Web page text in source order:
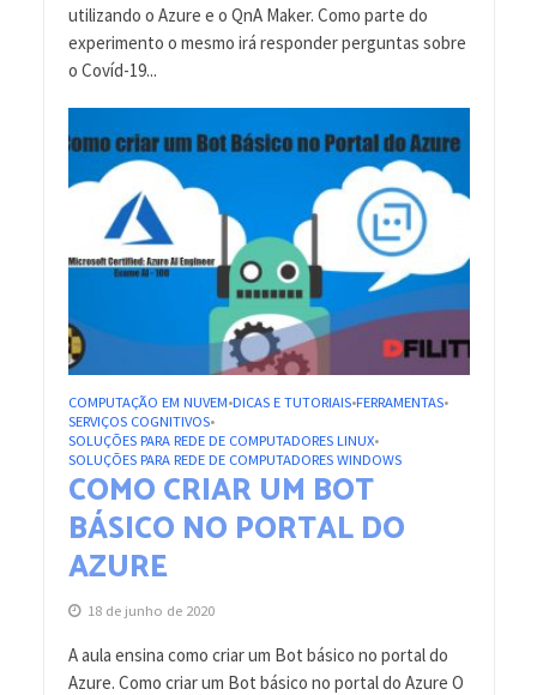
utilizando o Azure e o QnA Maker. Como parte do
experimento o mesmo irá responder perguntas sobre
o Covíd-19...
COMPUTAÇÃO EM NUVEM•DICAS E TUTORIAIS•FERRAMENTAS•
SERVIÇOS COGNITIVOS•
SOLUÇÕES PARA REDE DE COMPUTADORES LINUX•
SOLUÇÕES PARA REDE DE COMPUTADORES WINDOWS
COMO CRIAR UM BOT
BÁSICO NO PORTAL DO
AZURE
18 de junho de 2020
A aula ensina como criar um Bot básico no portal do
Azure. Como criar um Bot básico no portal do Azure O